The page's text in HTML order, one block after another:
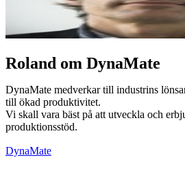
Roland om DynaMate
DynaMate medverkar till industrins
till ökad produktivitet.
Vi skall vara bäst på att utveckla och
produktionsstöd.
DynaMate